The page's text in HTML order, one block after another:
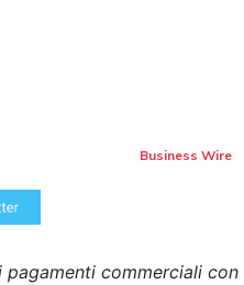
Business Wire
commerciali con